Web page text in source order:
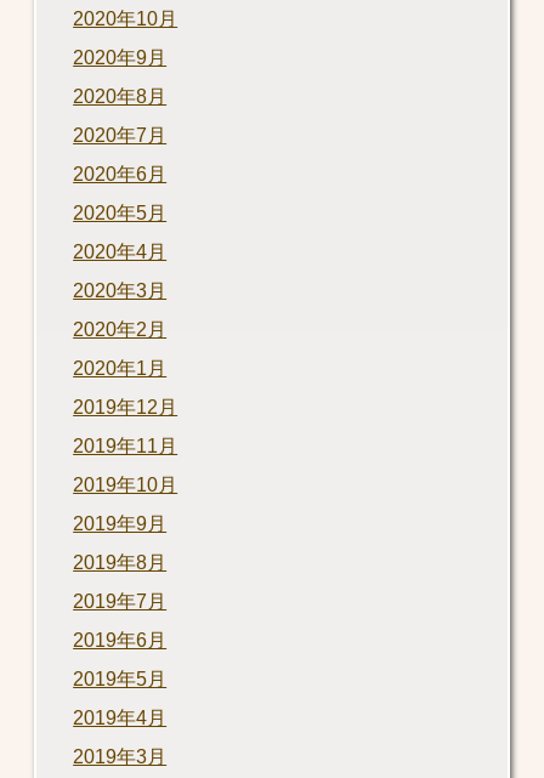
2020年10月
2020年9月
2020年8月
2020年7月
2020年6月
2020年5月
2020年4月
2020年3月
2020年2月
2020年1月
2019年12月
2019年11月
2019年10月
2019年9月
2019年8月
2019年7月
2019年6月
2019年5月
2019年4月
2019年3月